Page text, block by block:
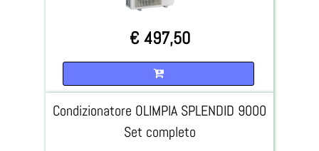
€ 497,50
Condizionatore OLIMPIA SPLENDID 9000
Set completo